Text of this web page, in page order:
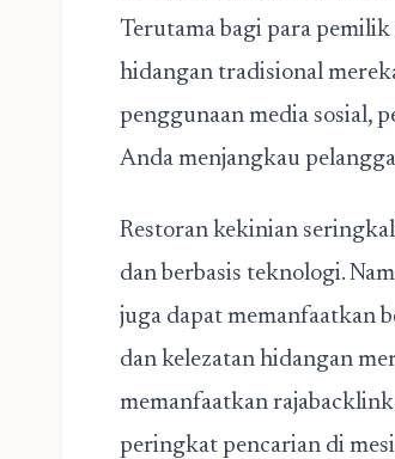
Terutama bagi para
hidangan tradisional
penggunaan media sosial,
Anda menjangkau
Restoran kekinian
dan berbasis teknologi.
juga dapat memanfaatkan
dan kelezatan hidangan
memanfaatkan
peringkat pencarian di